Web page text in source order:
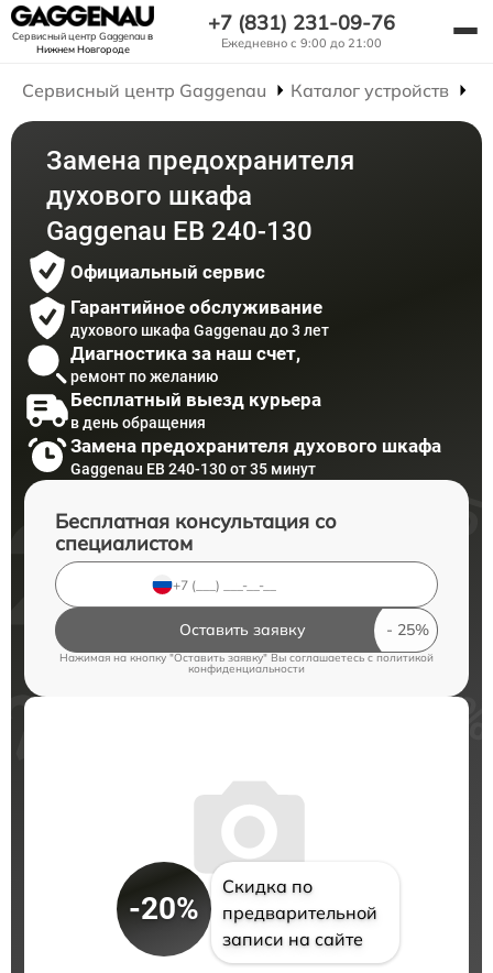
Сервисный центр Gaggenauв
Нижнем Новгороде
+7 (831) 231-09-76
Ежедневно с 9:00 до 21:00
Сервисный центр Gaggenau Каталог устройств
Замена предохранителя
духового шкафа
Gaggenau EB 240-130
Официальный сервис
Гарантийное обслуживание
духового шкафа Gaggenau до 3 лет
Диагностика за наш счет,
ремонт по желанию
Бесплатный выезд курьера
в день обращения
Замена предохранителя духового шкафа
Gaggenau EB 240-130 от 35 минут
Бесплатная консультация со
специалистом
Оставить заявку
Нажимая на кнопку "Оставить заявку" Вы соглашаетесь c политикой
конфиденциальности
-20%
Скидка по
предварительной
записи на сайте